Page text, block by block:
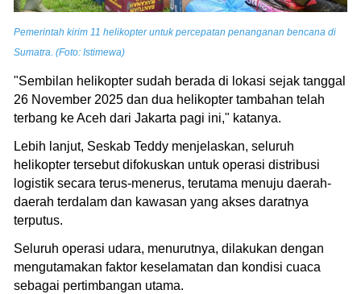
Pemerintah kirim 11 helikopter untuk percepatan penanganan bencana di
Sumatra. (Foto: Istimewa)
"Sembilan helikopter sudah berada di lokasi sejak tanggal
26 November 2025 dan dua helikopter tambahan telah
terbang ke Aceh dari Jakarta pagi ini," katanya.
Lebih lanjut, Seskab Teddy menjelaskan, seluruh
helikopter tersebut difokuskan untuk operasi distribusi
logistik secara terus-menerus, terutama menuju daerah-
daerah terdalam dan kawasan yang akses daratnya
terputus.
Seluruh operasi udara, menurutnya, dilakukan dengan
mengutamakan faktor keselamatan dan kondisi cuaca
sebagai pertimbangan utama.